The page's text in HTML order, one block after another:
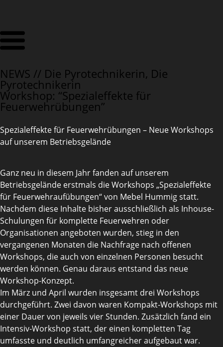
NEWS // Die Pyrotechnikerin, Die
Pyrotechnikerin
Workshop: “Spezialeffekte für
Feuerwehrübungen”
Spezialeffekte für Feuerwehrübungen – Neue Workshops
auf unserem Betriebsgelände
Ganz neu in diesem Jahr fanden auf unserem
Betriebsgelände erstmals die Workshops „Spezialeffekte
für Feuerwehraufübungen“ von Mebel Hummig statt.
Nachdem diese Inhalte bisher ausschließlich als Inhouse-
Schulungen für komplette Feuerwehren oder
Organisationen angeboten wurden, stieg in den
vergangenen Monaten die Nachfrage nach offenen
Workshops, die auch von einzelnen Personen besucht
werden können. Genau daraus entstand das neue
Workshop-Konzept.
Im März und April wurden insgesamt drei Workshops
durchgeführt. Zwei davon waren Kompakt-Workshops mit
einer Dauer von jeweils vier Stunden. Zusätzlich fand ein
Intensiv-Workshop statt, der einen kompletten Tag
umfasste und deutlich umfangreicher aufgebaut war.